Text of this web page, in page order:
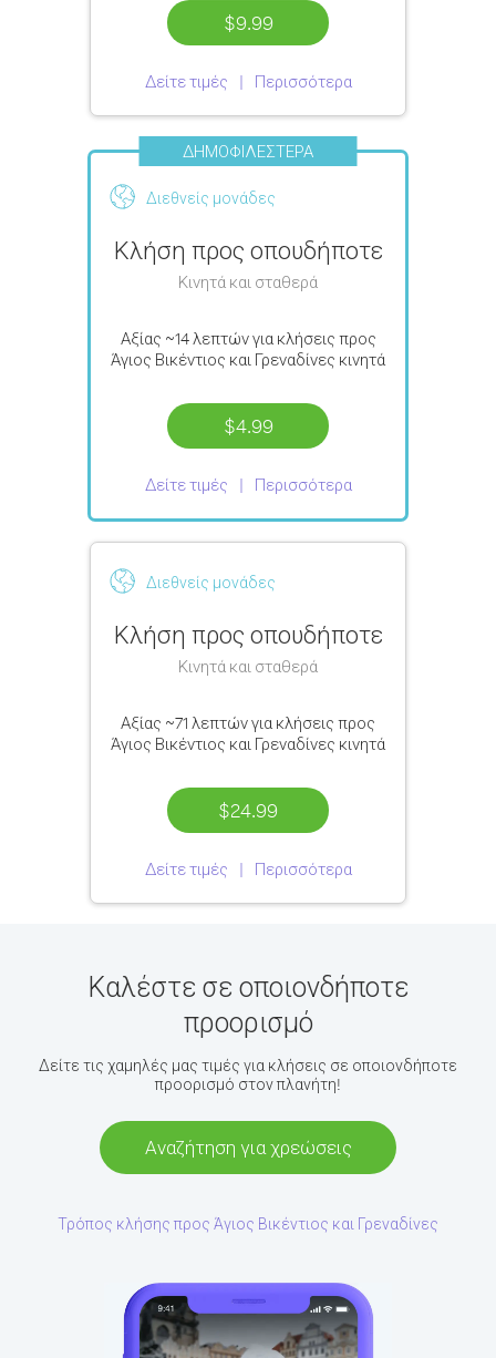
$9.99
Δείτε τιμές Περισσότερα
ΔΗΜΟΦΙΛΈΣΤΕΡΑ
Διεθνείς μονάδες
Κλήση προς οπουδήποτε
Κινητά και σταθερά
Αξίας ~14 λεπτώνγια κλήσεις προς
Άγιος Βικέντιος και Γρεναδίνες κινητά
$4.99
Δείτε τιμές Περισσότερα
Διεθνείς μονάδες
Κλήση προς οπουδήποτε
Κινητά και σταθερά
Αξίας ~71 λεπτώνγια κλήσεις προς
Άγιος Βικέντιος και Γρεναδίνες κινητά
$24.99
Δείτε τιμές Περισσότερα
Καλέστε σε οποιονδήποτε
προορισμό
Δείτε τις χαμηλές μας τιμές για κλήσεις σε οποιονδήποτε
προορισμό στον πλανήτη!
Αναζήτηση για χρεώσεις
Τρόπος κλήσης προς Άγιος Βικέντιος και Γρεναδίνες